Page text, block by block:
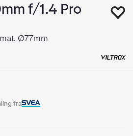
f/1.4 Pro
Ø77mm
fra